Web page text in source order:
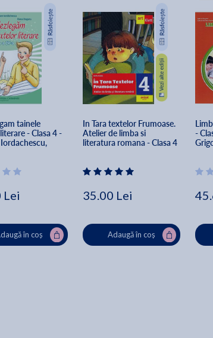
tainele
- Clasa 4 -
Lei
în coș
In Tara textelor Frumoase.
Atelier de limba si
literatura romana - Clasa 4
35.00 Lei
Adaugă în coș
-